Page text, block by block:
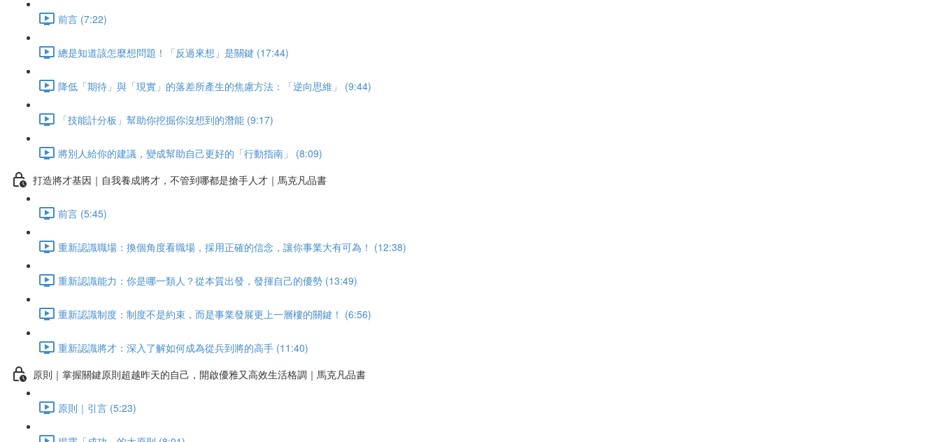
前言 (7:22)
總是知道該怎麼想問題！「反過來想」是關鍵 (17:44)
降低「期待」與「現實」的落差所產生的焦慮方法：「逆向思維」 (9:44)
「技能計分板」幫助你挖掘你沒想到的潛能 (9:17)
將別人給你的建議，變成幫助自己更好的「行動指南」 (8:09)
打造將才基因｜自我養成將才，不管到哪都是搶手人才｜馬克凡品書
前言 (5:45)
重新認識職場：換個角度看職場，採用正確的信念，讓你事業大有可為！ (12:38)
重新認識能力：你是哪一類人？從本質出發，發揮自己的優勢 (13:49)
重新認識制度：制度不是約束，而是事業發展更上一層樓的關鍵！ (6:56)
重新認識將才：深入了解如何成為從兵到將的高手 (11:40)
原則｜掌握關鍵原則超越昨天的自己，開啟優雅又高效生活格調｜馬克凡品書
原則｜引言 (5:23)